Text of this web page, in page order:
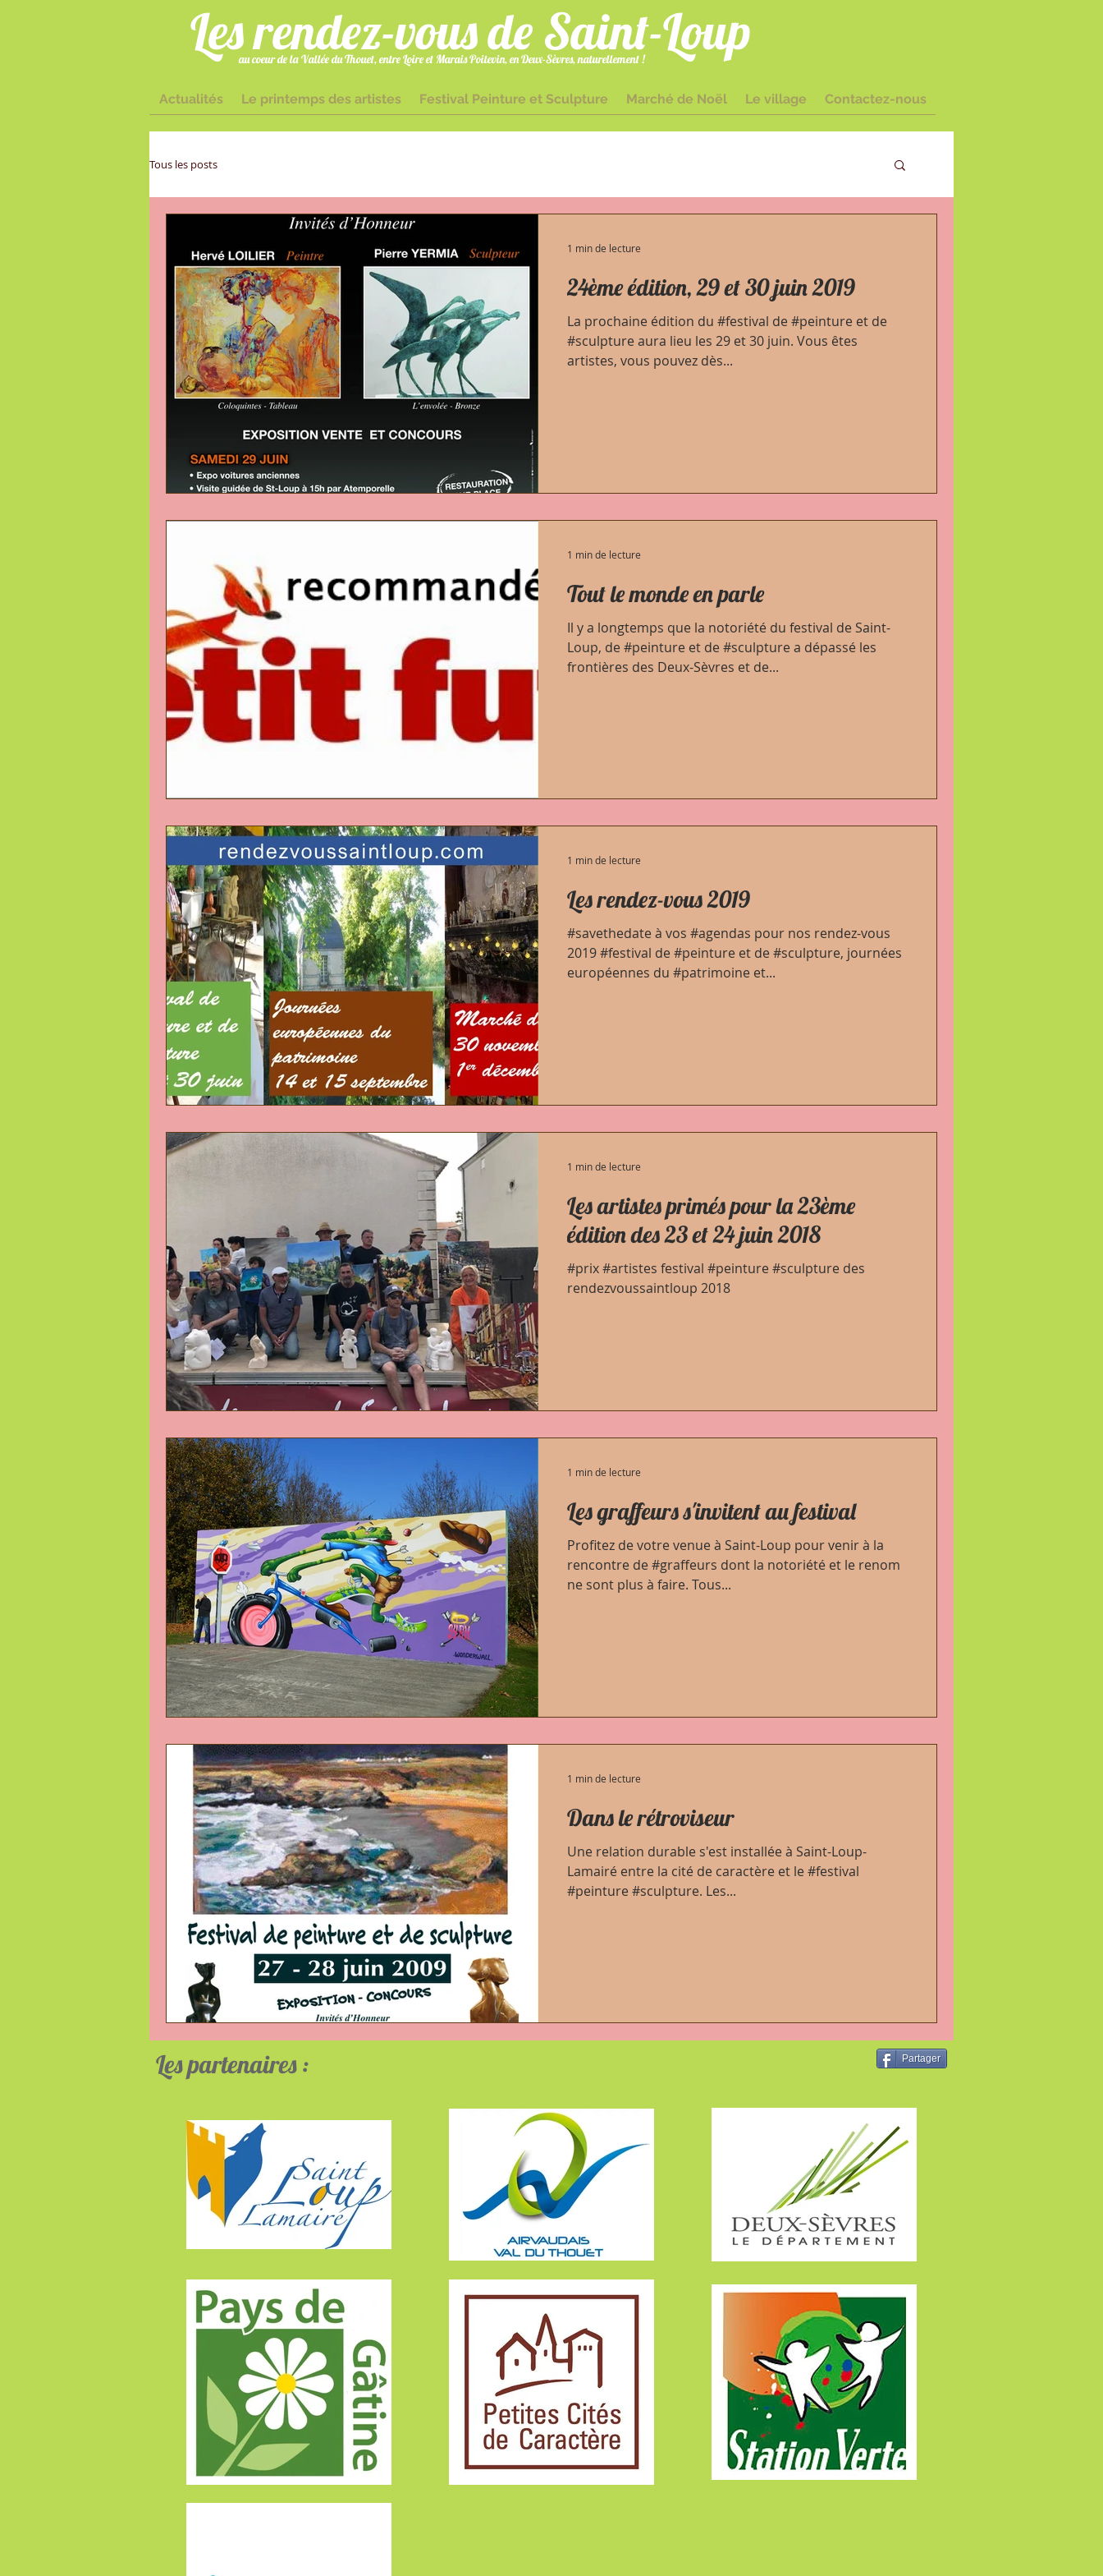
Les rendez-vous de Saint-Loup
au coeur de la Vallée du Thouet, entre Loire et Marais Poitevin, en Deux-Sèvres, naturellement !
Actualités Le printemps des artistes Festival Peinture et Sculpture Marché de Noël Le village Contactez-nous
Tous les posts
24ème édition, 29 et 30 juin 2019
La prochaine édition du #festival de #peinture et de
#sculpture aura lieu les 29 et 30 juin. Vous êtes
artistes, vous pouvez dès...
1 min de lecture
Tout le monde en parle
Il y a longtemps que la notoriété du festival de Saint-
Loup, de #peinture et de #sculpture a dépassé les
frontières des Deux-Sèvres et de...
1 min de lecture
Les rendez-vous 2019
#savethedate à vos #agendas pour nos rendez-vous
2019 #festival de #peinture et de #sculpture, journées
européennes du #patrimoine et...
1 min de lecture
Les artistes primés pour la 23ème
édition des 23 et 24 juin 2018
#prix #artistes festival #peinture #sculpture des
rendezvoussaintloup 2018
1 min de lecture
Les graffeurs s'invitent au festival
Profitez de votre venue à Saint-Loup pour venir à la
rencontre de #graffeurs dont la notoriété et le renom
ne sont plus à faire. Tous...
1 min de lecture
Dans le rétroviseur
Une relation durable s'est installée à Saint-Loup-
Lamairé entre la cité de caractère et le #festival
#peinture #sculpture. Les...
1 min de lecture
Les partenaires : Partager